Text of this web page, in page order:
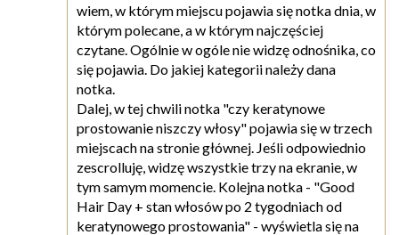
wiem, w którym miejscu pojawia się notka dnia, w
którym polecane, a w którym najczęściej
czytane. Ogólnie w ogóle nie widzę odnośnika, co
się pojawia. Do jakiej kategorii należy dana
notka.
Dalej, w tej chwili notka "czy keratynowe
prostowanie niszczy włosy" pojawia się w trzech
miejscach na stronie głównej. Jeśli odpowiednio
zescrolluję, widzę wszystkie trzy na ekranie, w
tym samym momencie. Kolejna notka - "Good
Hair Day + stan włosów po 2 tygodniach od
keratynowego prostowania" - wyświetla się na